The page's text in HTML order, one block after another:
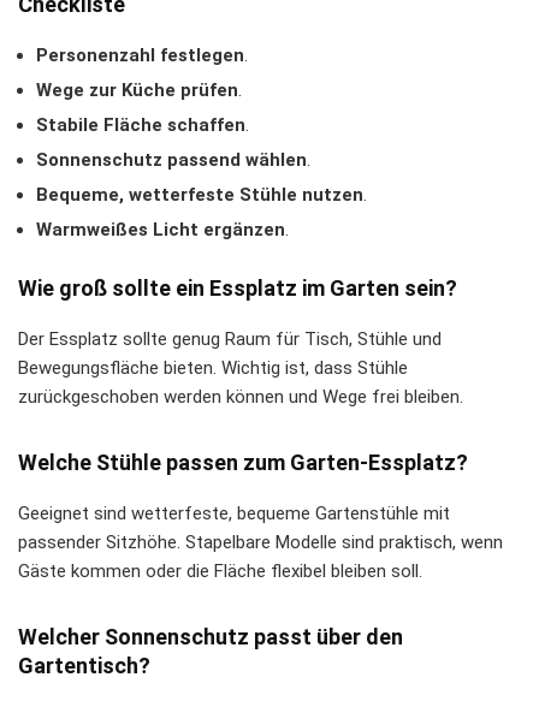
Personenzahl festlegen.
Wege zur Küche prüfen.
Stabile Fläche schaffen.
Sonnenschutz passend wählen.
Bequeme, wetterfeste Stühle nutzen.
Warmweißes Licht ergänzen.
Wie groß sollte ein Essplatz im Garten sein?
Der Essplatz sollte genug Raum für Tisch, Stühle und
Bewegungsfläche bieten. Wichtig ist, dass Stühle
zurückgeschoben werden können und Wege frei bleiben.
Welche Stühle passen zum Garten-Essplatz?
Geeignet sind wetterfeste, bequeme Gartenstühle mit
passender Sitzhöhe. Stapelbare Modelle sind praktisch, wenn
Gäste kommen oder die Fläche flexibel bleiben soll.
Welcher Sonnenschutz passt über den
Gartentisch?